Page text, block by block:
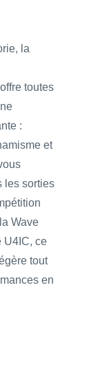
la
toutes
:
et
les sorties
Wave
U4IC, ce
tout
en